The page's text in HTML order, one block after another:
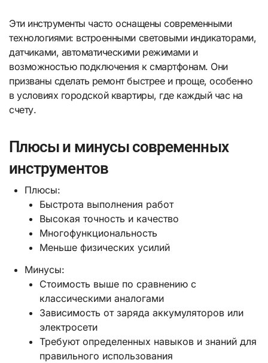
Эти инструменты часто оснащены современными
технологиями: встроенными световыми индикаторами,
датчиками, автоматическими режимами и
возможностью подключения к смартфонам. Они
призваны сделать ремонт быстрее и проще, особенно
в условиях городской квартиры, где каждый час на
счету.
Плюсы и минусы современных
инструментов
Плюсы:
Быстрота выполнения работ
Высокая точность и качество
Многофункциональность
Меньше физических усилий
Минусы:
Стоимость выше по сравнению с
классическими аналогами
Зависимость от заряда аккумуляторов или
электросети
Требуют определенных навыков и знаний для
правильного использования